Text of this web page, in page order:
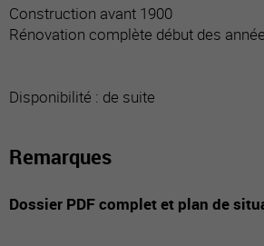
Construction avant 1900
Rénovation complète début des
Disponibilité : de suite
Remarques
Dossier PDF complet et plan de